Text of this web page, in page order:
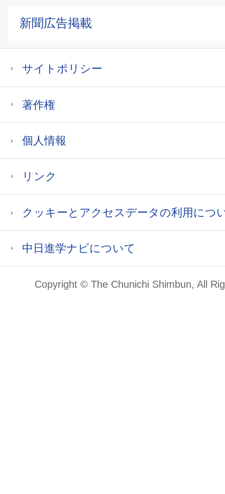
新聞広告掲載
サイトポリシー
著作権
個人情報
リンク
クッキーとアクセスデータの利用につ
中日進学ナビについて
Copyright © The Chunichi Shimbun, All